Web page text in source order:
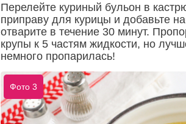
Перелейте куриный бульон в
приправу для курицы и добавьте
отварите в течение 30 минут.
крупы к 5 частям жидкости, но
немного пропарилась!
Фото 3